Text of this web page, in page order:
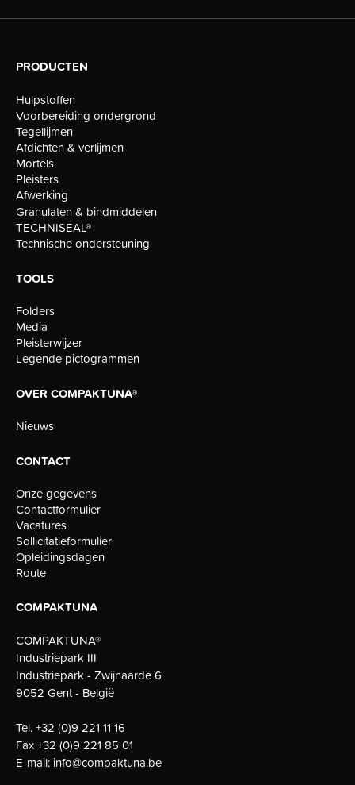
PRODUCTEN
Hulpstoffen
Voorbereiding ondergrond
Tegellijmen
Afdichten & verlijmen
Mortels
Pleisters
Afwerking
Granulaten & bindmiddelen
TECHNISEAL®
Technische ondersteuning
TOOLS
Folders
Media
Pleisterwijzer
Legende pictogrammen
OVER COMPAKTUNA®
Nieuws
CONTACT
Onze gegevens
Contactformulier
Vacatures
Sollicitatieformulier
Opleidingsdagen
Route
COMPAKTUNA
COMPAKTUNA®
Industriepark III
Industriepark - Zwijnaarde 6
9052 Gent - België
Tel.+32 (0)9 221 11 16
Fax+32 (0)9 221 85 01
E-mail: info@compaktuna.be